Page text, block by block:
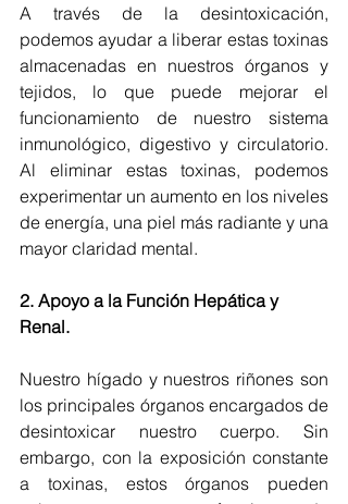
A través de la desintoxicación,
podemos ayudar a liberar estas toxinas
almacenadas en nuestros órganos y
tejidos, lo que puede mejorar el
funcionamiento de nuestro sistema
inmunológico, digestivo y circulatorio.
Al eliminar estas toxinas, podemos
experimentar un aumento en los niveles
de energía, una piel más radiante y una
mayor claridad mental.
2. Apoyo a la Función Hepática y
Renal.
Nuestro hígado y nuestros riñones son
los principales órganos encargados de
desintoxicar nuestro cuerpo. Sin
embargo, con la exposición constante
a toxinas, estos órganos pueden